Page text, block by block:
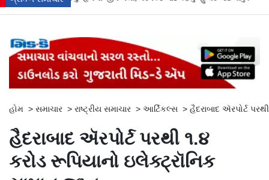
હોમ > સમાચાર > રાષ્ટ્રીય સમાચાર > આર્ટિકલ્સ > હૈદરાબાદ ઍરપોર્ટ
હૈદરાબાદ ઍરપોર્ટ પરથી ૧.૪
કરોડ રૂપિયાનો ઇલેક્ટ્રૉનિક